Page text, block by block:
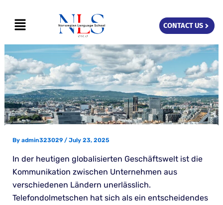
content
Menu CONTACT US
By admin323029 / July 23, 2025
In der heutigen globalisierten Geschäftswelt ist die
Kommunikation zwischen Unternehmen aus
verschiedenen Ländern unerlässlich.
Telefondolmetschen hat sich als ein entscheidendes